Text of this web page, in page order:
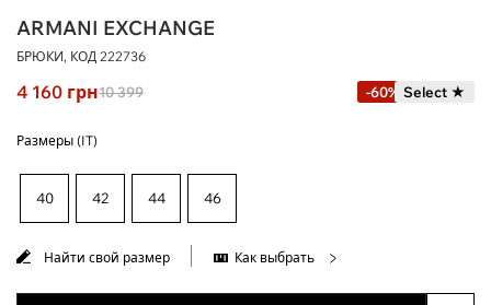
ARMANI EXCHANGE
БРЮКИ, КОД 222736
4 160 грн10 399 -60% Select ★
Размеры (IT)
40 42 44 46
Найти свой размер Как выбрать